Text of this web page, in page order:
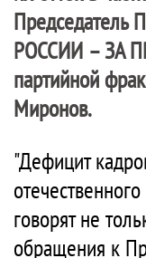
Председатель
РОССИИ – ЗА
партийной
Миронов.
"Дефицит
говорят не
обращения к